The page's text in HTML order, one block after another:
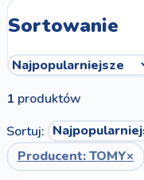
Sortowanie
1 produktów
Sortuj:
Producent: TOMY×